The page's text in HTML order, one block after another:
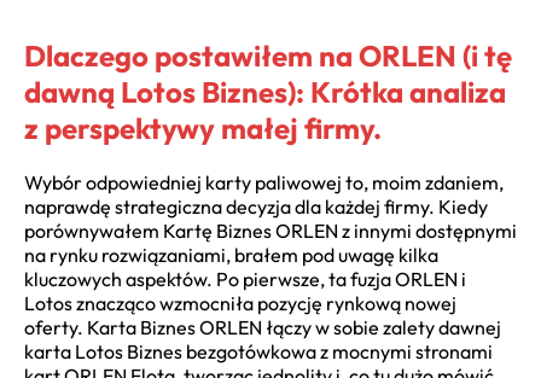
Dlaczego postawiłem na ORLEN (i tę
dawną Lotos Biznes): Krótka analiza
z perspektywy małej firmy.
Wybór odpowiedniej karty paliwowej to, moim zdaniem,
naprawdę strategiczna decyzja dla każdej firmy. Kiedy
porównywałem Kartę Biznes ORLEN z innymi dostępnymi
na rynku rozwiązaniami, brałem pod uwagę kilka
kluczowych aspektów. Po pierwsze, ta fuzja ORLEN i
Lotos znacząco wzmocniła pozycję rynkową nowej
oferty. Karta Biznes ORLEN łączy w sobie zalety dawnej
karta Lotos Biznes bezgotówkowa z mocnymi stronami